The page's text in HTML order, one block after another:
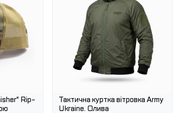
- для військової служби, спорту,
полювання, походів та активного
Rip-
Тактична куртка вітровка Army
Ukraine. Олива